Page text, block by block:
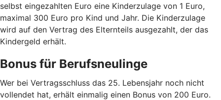
selbst eingezahlten Euro eine Kinderzulage von 1 Euro,
maximal 300 Euro pro Kind und Jahr. Die Kinderzulage
wird auf den Vertrag des Elternteils ausgezahlt, der das
Kindergeld erhält.
Bonus für Berufsneulinge
Wer bei Vertragsschluss das 25. Lebensjahr noch nicht
vollendet hat, erhält einmalig einen Bonus von 200 Euro.